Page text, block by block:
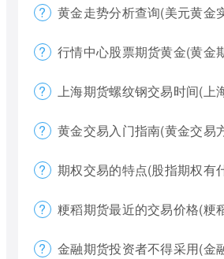
黄金走势分析查询(美元黄金
行情中心股票期货黄金(黄金期
上海期货螺纹钢交易时间(上海
黄金交易入门指南(黄金交易
期权交易的特点(股指期权有
粳稻期货最近的交易价格(粳稻期货最
金融期货投资者不得采用(金融期货买